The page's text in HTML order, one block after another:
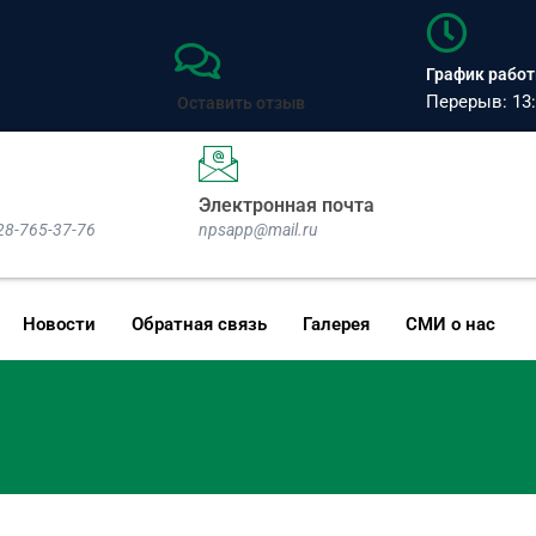
Оставить отзыв
График
Перерыв:
765-37-76
Электронная почта
npsapp@mail.ru
Новости Обратная связь Галерея СМИ о нас